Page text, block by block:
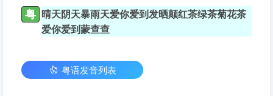
粤 晴天阴天暴雨天爱你爱到发晒颠红茶绿茶菊花茶
爱你爱到蒙查查
粤语发音列表